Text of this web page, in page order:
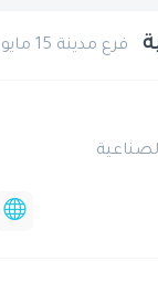
فرع مدينة 15 مايو